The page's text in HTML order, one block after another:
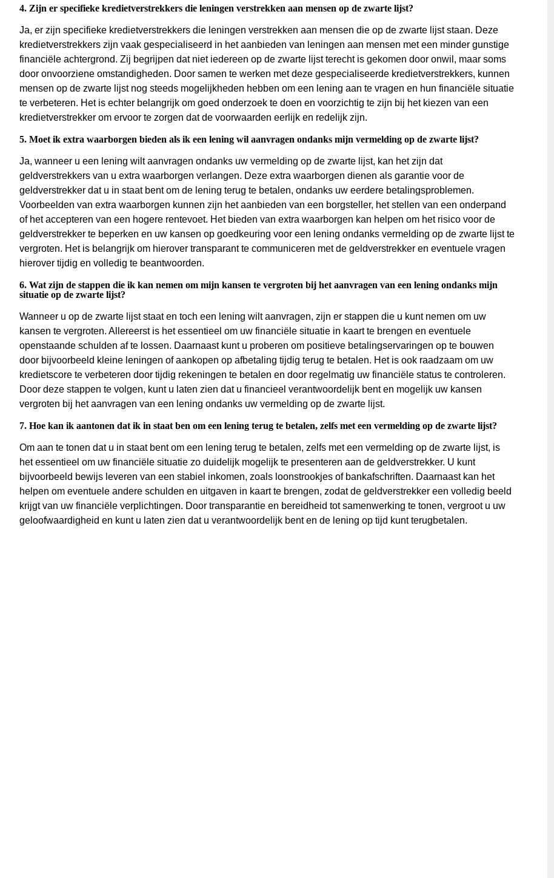
4. Zijn er specifieke kredietverstrekkers die leningen verstrekken aan mensen op de zwarte lijst?
Ja, er zijn specifieke kredietverstrekkers die leningen verstrekken aan mensen die op de zwarte lijst staan. Deze
kredietverstrekkers zijn vaak gespecialiseerd in het aanbieden van leningen aan mensen met een minder gunstige
financiële achtergrond. Zij begrijpen dat niet iedereen op de zwarte lijst terecht is gekomen door onwil, maar soms
door onvoorziene omstandigheden. Door samen te werken met deze gespecialiseerde kredietverstrekkers, kunnen
mensen op de zwarte lijst nog steeds mogelijkheden hebben om een lening aan te vragen en hun financiële situatie
te verbeteren. Het is echter belangrijk om goed onderzoek te doen en voorzichtig te zijn bij het kiezen van een
kredietverstrekker om ervoor te zorgen dat de voorwaarden eerlijk en redelijk zijn.
5. Moet ik extra waarborgen bieden als ik een lening wil aanvragen ondanks mijn vermelding op de zwarte lijst?
Ja, wanneer u een lening wilt aanvragen ondanks uw vermelding op de zwarte lijst, kan het zijn dat
geldverstrekkers van u extra waarborgen verlangen. Deze extra waarborgen dienen als garantie voor de
geldverstrekker dat u in staat bent om de lening terug te betalen, ondanks uw eerdere betalingsproblemen.
Voorbeelden van extra waarborgen kunnen zijn het aanbieden van een borgsteller, het stellen van een onderpand
of het accepteren van een hogere rentevoet. Het bieden van extra waarborgen kan helpen om het risico voor de
geldverstrekker te beperken en uw kansen op goedkeuring voor een lening ondanks vermelding op de zwarte lijst te
vergroten. Het is belangrijk om hierover transparant te communiceren met de geldverstrekker en eventuele vragen
hierover tijdig en volledig te beantwoorden.
6. Wat zijn de stappen die ik kan nemen om mijn kansen te vergroten bij het aanvragen van een lening ondanks mijn
situatie op de zwarte lijst?
Wanneer u op de zwarte lijst staat en toch een lening wilt aanvragen, zijn er stappen die u kunt nemen om uw
kansen te vergroten. Allereerst is het essentieel om uw financiële situatie in kaart te brengen en eventuele
openstaande schulden af te lossen. Daarnaast kunt u proberen om positieve betalingservaringen op te bouwen
door bijvoorbeeld kleine leningen of aankopen op afbetaling tijdig terug te betalen. Het is ook raadzaam om uw
kredietscore te verbeteren door tijdig rekeningen te betalen en door regelmatig uw financiële status te controleren.
Door deze stappen te volgen, kunt u laten zien dat u financieel verantwoordelijk bent en mogelijk uw kansen
vergroten bij het aanvragen van een lening ondanks uw vermelding op de zwarte lijst.
7. Hoe kan ik aantonen dat ik in staat ben om een lening terug te betalen, zelfs met een vermelding op de zwarte lijst?
Om aan te tonen dat u in staat bent om een lening terug te betalen, zelfs met een vermelding op de zwarte lijst, is
het essentieel om uw financiële situatie zo duidelijk mogelijk te presenteren aan de geldverstrekker. U kunt
bijvoorbeeld bewijs leveren van een stabiel inkomen, zoals loonstrookjes of bankafschriften. Daarnaast kan het
helpen om eventuele andere schulden en uitgaven in kaart te brengen, zodat de geldverstrekker een volledig beeld
krijgt van uw financiële verplichtingen. Door transparantie en bereidheid tot samenwerking te tonen, vergroot u uw
geloofwaardigheid en kunt u laten zien dat u verantwoordelijk bent en de lening op tijd kunt terugbetalen.